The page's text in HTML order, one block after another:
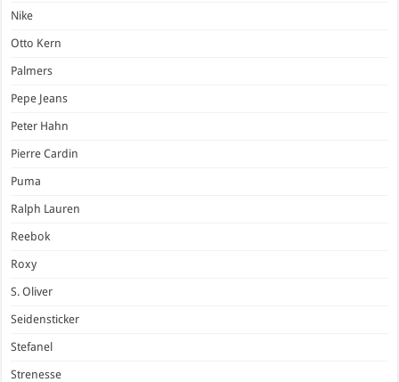
Nike
Otto Kern
Palmers
Pepe Jeans
Peter Hahn
Pierre Cardin
Puma
Ralph Lauren
Reebok
Roxy
S. Oliver
Seidensticker
Stefanel
Strenesse